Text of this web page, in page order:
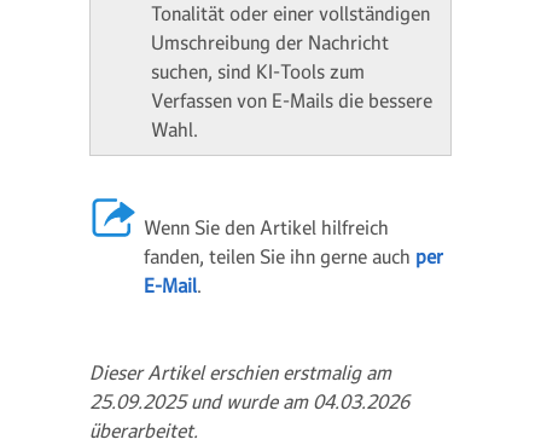
Tonalität oder einer vollständigen
Umschreibung der Nachricht
suchen, sind KI-Tools zum
Verfassen von E-Mails die bessere
Wahl.
Wenn Sie den Artikel hilfreich
fanden, teilen Sie ihn gerne auch per
E-Mail.
Dieser Artikel erschien erstmalig am
25.09.2025 und wurde am 04.03.2026
überarbeitet.